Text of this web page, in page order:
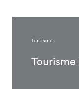
Tourisme